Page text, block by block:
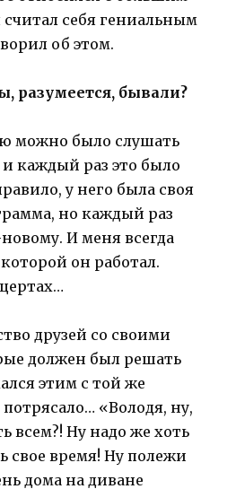
себя гениальным
об этом.
разумеется, бывали?
можно было слушать
каждый раз это было
у него была своя
но каждый раз
И меня всегда
он работал.
друзей со своими
должен был решать
этим с той же
«Володя, ну,
всем?! Ну надо же хоть
свое время! Ну полежи
дома на диване